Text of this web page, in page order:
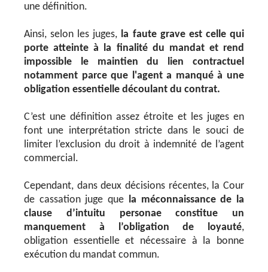
une définition.
Ainsi, selon les juges, la faute grave est celle qui
porte atteinte à la finalité du mandat et rend
impossible le maintien du lien contractuel
notamment parce que l'agent a manqué à une
obligation essentielle découlant du contrat.
C’est une définition assez étroite et les juges en
font une interprétation stricte dans le souci de
limiter l’exclusion du droit à indemnité de l’agent
commercial.
Cependant, dans deux décisions récentes, la Cour
de cassation juge que la méconnaissance de la
clause d’intuitu personae constitue un
manquement à l’obligation de loyauté,
obligation essentielle et nécessaire à la bonne
exécution du mandat commun.